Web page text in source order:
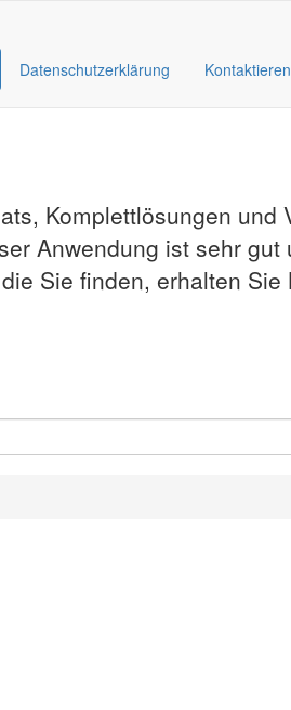
Datenschutzerklärung Kontaktieren
Komplettlösungen und
Anwendung ist sehr
Sie finden, erhalten